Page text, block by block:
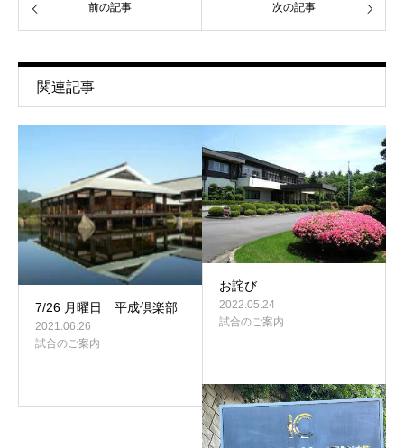
前の記事 次の記事
関連記事
7/26 月曜日 平成倶楽部
2021.06.26
試合のご案内
お詫び
2022.05.24
試合のご案内